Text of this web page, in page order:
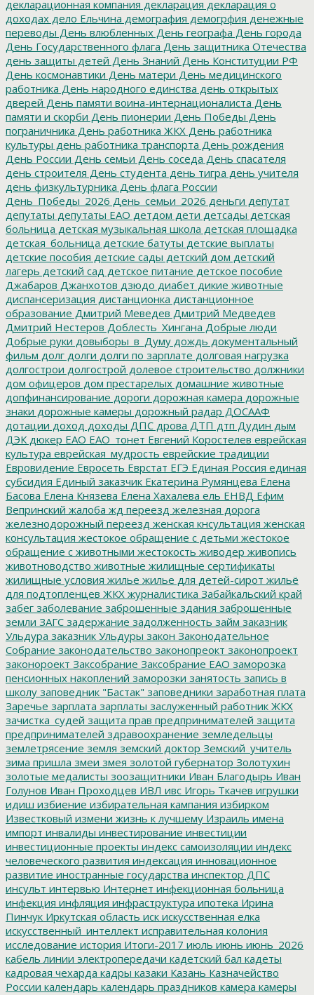
декларационная компания декларация декларация о
доходах дело Ельчина демография демогрфия денежные
переводы День влюбленных День географа День города
День Государственного флага День защитника Отечества
день защиты детей День Знаний День Конституции РФ
День космонавтики День матери День медицинского
работника День народного единства день открытых
дверей День памяти воина-интернационалиста День
памяти и скорби День пионерии День Победы День
пограничника День работника ЖКХ День работника
культуры день работника транспорта День рождения
День России День семьи День соседа День спасателя
день строителя День студента день тигра день учителя
день физкультурника День флага России
День_Победы_2026 День_семьи_2026 деньги депутат
депутаты депутаты ЕАО детдом дети детсады детская
больница детская музыкальная школа детская площадка
детская_больница детские батуты детские выплаты
детские пособия детские сады детский дом детский
лагерь детский сад детское питание детское пособие
Джабаров Джанхотов дзюдо диабет дикие животные
диспансеризация дистанционка дистанционное
образование Дмитрий Меведев Дмитрий Медведев
Дмитрий Нестеров Доблесть_Хингана Добрые люди
Добрые руки довыборы_в_Думу дождь документальный
фильм долг долги долги по зарплате долговая нагрузка
долгострои долгострой долевое строительство должники
дом офицеров дом престарелых домашние животные
допфинансирование дороги дорожная камера дорожные
знаки дорожные камеры дорожный радар ДОСААФ
дотации доход доходы ДПС дрова ДТП дтп Дудин дым
ДЭК дюкер ЕАО ЕАО_тонет Евгений Коростелев еврейская
культура еврейская_мудрость еврейские традиции
Евровидение Евросеть Еврстат ЕГЭ Единая Россия единая
субсидия Единый заказчик Екатерина Румянцева Елена
Басова Елена Князева Елена Хахалева ель ЕНВД Ефим
Вепринский жалоба жд переезд железная дорога
железнодорожный переезд женская кнсультация женская
консультация жестокое обращение с детьми жестокое
обращение с животными жестокость живодер живопись
животноводство животные жилищные сертификаты
жилищные условия жилье жилье для детей-сирот жильё
для подтопленцев ЖКХ журналистика Забайкальский край
забег заболевание заброшенные здания заброшенные
земли ЗАГС задержание задолженность займ заказник
Ульдура заказник Ульдуры закон Законодательное
Собрание законодательство законопреокт законопроект
законороект Заксобрание Заксобрание ЕАО заморозка
пенсионных накоплений заморозки занятость запись в
школу заповедник "Бастак" заповедники заработная плата
Заречье зарплата зарплаты заслуженный работник ЖКХ
зачистка_судей защита прав предпринимателей защита
предпринимателей здравоохранение земледельцы
землетрясение земля земский доктор Земский_учитель
зима пришла змеи змея золотой губернатор Золотухин
золотые медалисты зоозащитники Иван Благодырь Иван
Голунов Иван Проходцев ИВЛ ивс Игорь Ткачев игрушки
идиш избиение избирательная кампания избирком
Известковый измени жизнь к лучшему Израиль имена
импорт инвалиды инвестирование инвестиции
инвестиционные проекты индекс самоизоляции индекс
человеческого развития индексация инновационное
развитие иностранные государства инспектор ДПС
инсульт интервью Интернет инфекционная больница
инфекция инфляция инфраструктура ипотека Ирина
Пинчук Иркутская область иск искусственная елка
искусственный_интеллект исправительная колония
исследование история Итоги-2017 июль июнь июнь_2026
кабель линии электропередачи кадетский бал кадеты
кадровая чехарда кадры казаки Казань Казначейство
России календарь календарь праздников камера камеры